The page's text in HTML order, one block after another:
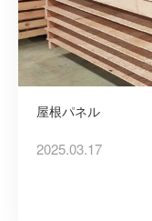
屋根パネル
2025.03.17